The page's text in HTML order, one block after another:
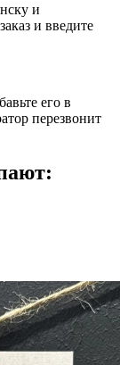
и
и введите
его в
перезвонит